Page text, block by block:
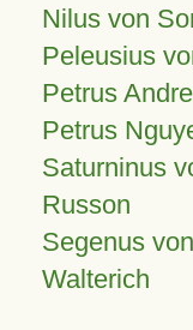
Nilus von
Peleusius
Petrus
Petrus
Saturninus
Russon
Segenus
Walterich